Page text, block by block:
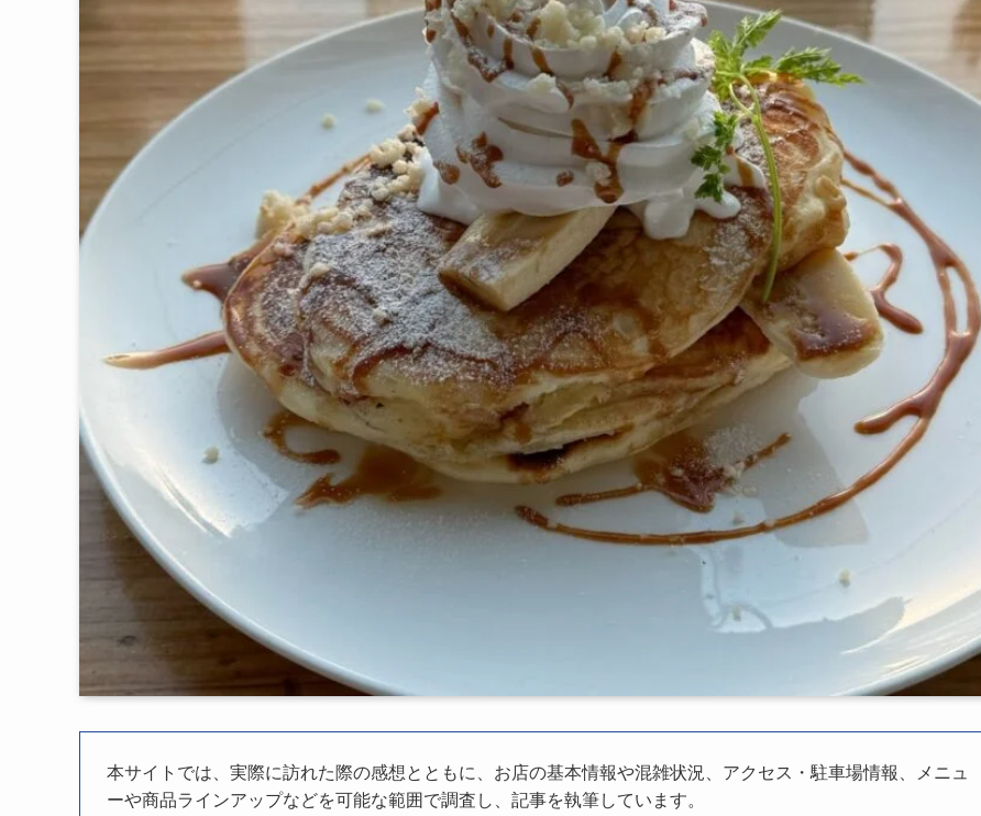
本サイトでは、実際に訪れた際の感想とともに、お店の基本情報や混雑状況、アクセス・駐車場情報、メニュ
ーや商品ラインアップなどを可能な範囲で調査し、記事を執筆しています。